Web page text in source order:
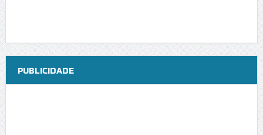
PUBLICIDADE